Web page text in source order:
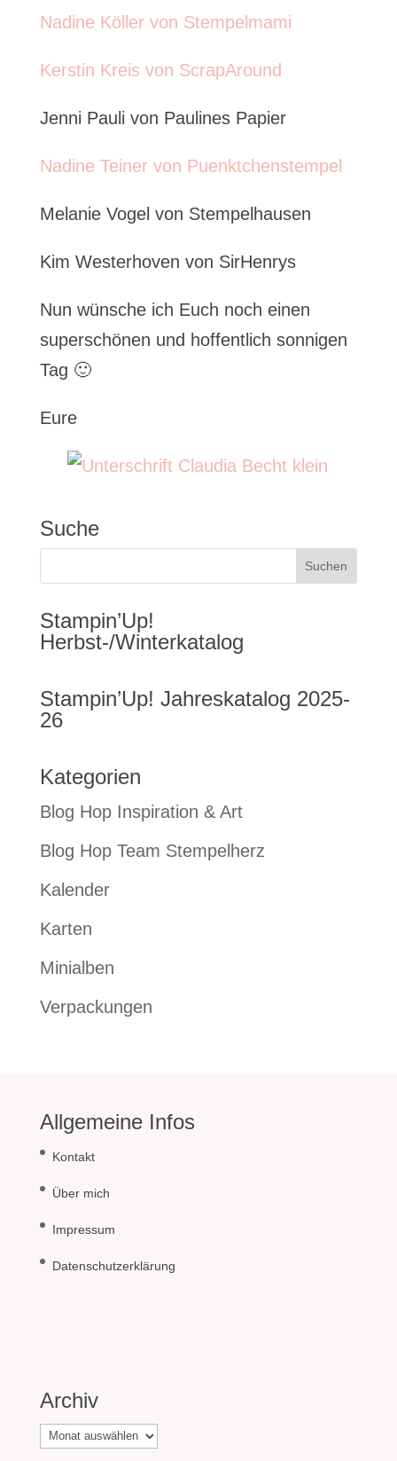
Nadine Köller von Stempelmami
Kerstin Kreis von ScrapAround
Jenni Pauli von Paulines Papier
Nadine Teiner von Puenktchenstempel
Melanie Vogel von Stempelhausen
Kim Westerhoven von SirHenrys
Nun wünsche ich Euch noch einen
superschönen und hoffentlich sonnigen
Tag 🙂
Eure
Suche
Stampin’Up!
Herbst-/Winterkatalog
Stampin’Up! Jahreskatalog 2025-
26
Kategorien
Blog Hop Inspiration & Art
Blog Hop Team Stempelherz
Kalender
Karten
Minialben
Verpackungen
Allgemeine Infos
Kontakt
Über mich
Impressum
Datenschutzerklärung
Archiv
Archiv